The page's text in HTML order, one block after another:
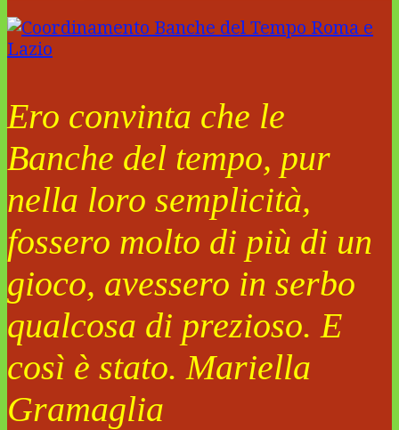
Ero convinta che le
Banche del tempo, pur
nella loro semplicità,
fossero molto di più di un
gioco, avessero in serbo
qualcosa di prezioso. E
così è stato. Mariella
Gramaglia